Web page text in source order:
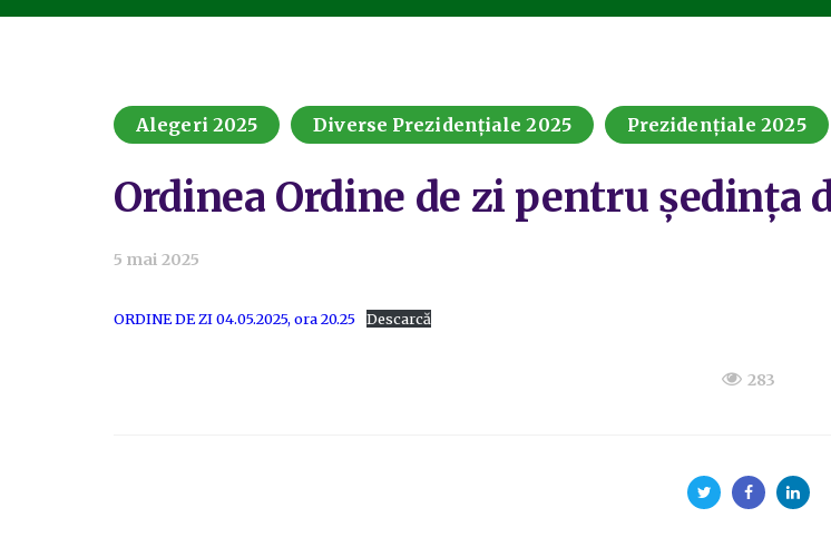
Alegeri 2025 Diverse Prezidențiale 2025 Prezidențiale 2025
Ordinea Ordine de zi pentru ședința
5 mai 2025
ORDINE DE ZI 04.05.2025, ora 20.25 Descarcă
283